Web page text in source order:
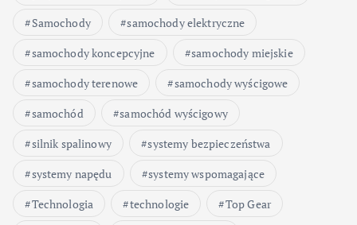
Samochody
samochody elektryczne
samochody koncepcyjne
samochody miejskie
samochody terenowe
samochody wyścigowe
samochód
samochód wyścigowy
silnik spalinowy
systemy bezpieczeństwa
systemy napędu
systemy wspomagające
Technologia
technologie
Top Gear